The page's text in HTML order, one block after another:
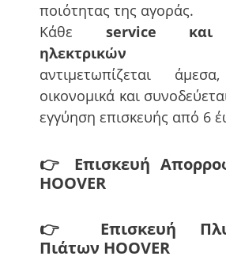
ποιότητας της αγοράς.
Κάθε service και
ηλεκτρικών
αντιμετωπίζεται
οικονομικά και
εγγύηση επισκευής από 6
👉 Επισκευή
HOOVER
👉 Επισκευή
Πιάτων HOOVER